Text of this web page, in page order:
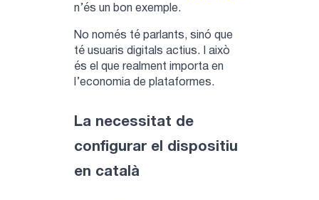
n’és un bon exemple.
No només té parlants, sinó que
té usuaris digitals actius. I això
és el que realment importa en
l’economia de plataformes.
La necessitat de
configurar el dispositiu
en català